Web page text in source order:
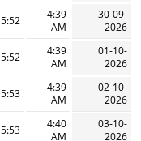
30-09-
2026
4:39
AM
5:52 AM
01-10-
2026
4:39
AM
5:52 AM
02-10-
2026
4:39
AM
5:53 AM
03-10-
2026
4:40
AM
5:53 AM